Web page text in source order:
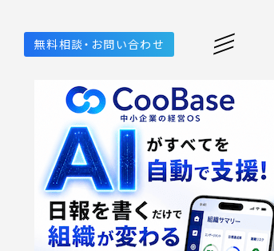
無料相談・お問い合わせ